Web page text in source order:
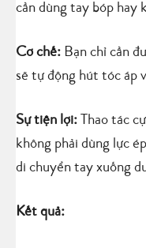
cần dùng tay bóp hay
Cơ chế: Bạn chỉ cần
sẽ tự động hút tóc áp
Sự tiện lợi: Thao tác
không phải dùng lực
di chuyển tay xuống
Kết quả: